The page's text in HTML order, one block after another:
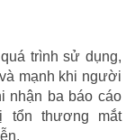
trình sử dụng,
mạnh khi người
nhận ba báo cáo
tổn thương mắt